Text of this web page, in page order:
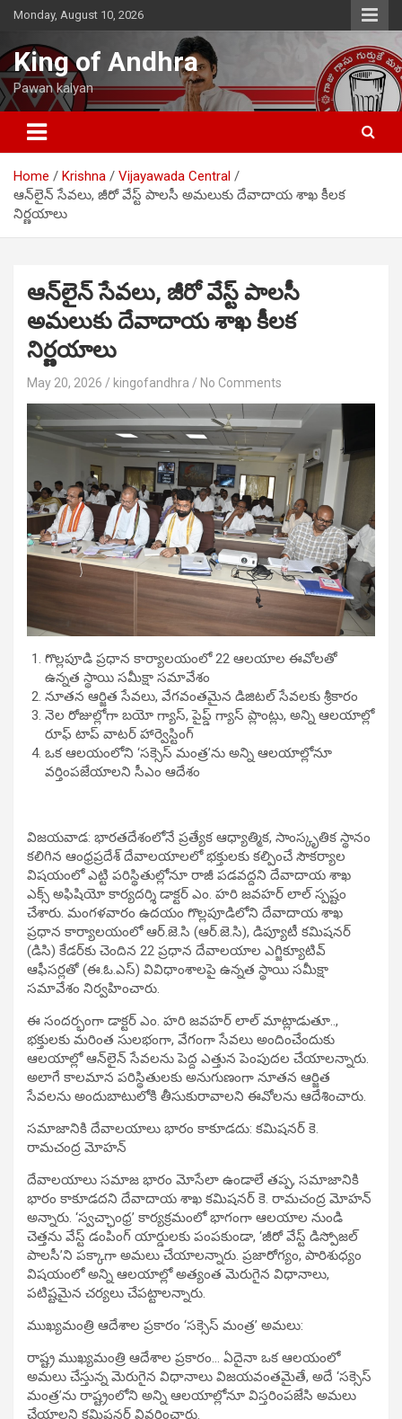
Skip
content
Monday, August 10, 2026
King of Andhra
Pawan kalyan
Home Krishna
Vijayawada Central
ఆన్‌లైన్ సేవలు, జీరో వేస్ట్ పాలసీ అమలుకు దేవాదాయ శాఖ కీలక
నిర్ణయాలు
ఆన్‌లైన్ సేవలు, జీరో వేస్ట్ పాలసీ
అమలుకు దేవాదాయ శాఖ కీలక
నిర్ణయాలు
May 20, 2026 kingofandhra No Comments
గొల్లపూడి ప్రధాన కార్యాలయంలో 22 ఆలయాల ఈవోలతో
ఉన్నత స్థాయి సమీక్షా సమావేశం
​నూతన ఆర్జిత సేవలు, వేగవంతమైన డిజిటల్ సేవలకు శ్రీకారం
​నెల రోజుల్లోగా బయో గ్యాస్, పైప్డ్ గ్యాస్ ప్లాంట్లు, అన్ని ఆలయాల్లో
రూఫ్ టాప్ వాటర్ హార్వెస్టింగ్
​ఒక ఆలయంలోని ‘సక్సెస్ మంత్ర’ను అన్ని ఆలయాల్లోనూ
వర్తింపజేయాలని సీఎం ఆదేశం
విజయవాడ: భారతదేశంలోనే ప్రత్యేక ఆధ్యాత్మిక, సాంస్కృతిక స్థానం
కలిగిన ఆంధ్రప్రదేశ్ దేవాలయాలలో భక్తులకు కల్పించే సౌకర్యాల
విషయంలో ఎట్టి పరిస్థితుల్లోనూ రాజీ పడవద్దని దేవాదాయ శాఖ
ఎక్స్ అఫిషియో కార్యదర్శి డాక్టర్ ఎం. హరి జవహర్ లాల్ స్పష్టం
చేశారు. మంగళవారం ఉదయం గొల్లపూడిలోని దేవాదాయ శాఖ
ప్రధాన కార్యాలయంలో ఆర్.జె.సి (ఆర్.జె.సి), డిప్యూటీ కమిషనర్
(డిసి) కేడర్‌కు చెందిన 22 ప్రధాన దేవాలయాల ఎగ్జిక్యూటివ్
ఆఫీసర్లతో (ఈ.ఓ.ఎస్) వివిధాంశాలపై ఉన్నత స్థాయి సమీక్షా
సమావేశం నిర్వహించారు.
​ఈ సందర్భంగా డాక్టర్ ఎం. హరి జవహర్ లాల్ మాట్లాడుతూ..,
భక్తులకు మరింత సులభంగా, వేగంగా సేవలు అందించేందుకు
ఆలయాల్లో ఆన్‌లైన్ సేవలను పెద్ద ఎత్తున పెంపుదల చేయాలన్నారు.
అలాగే కాలమాన పరిస్థితులకు అనుగుణంగా నూతన ఆర్జిత
సేవలను అందుబాటులోకి తీసుకురావాలని ఈవోలను ఆదేశించారు.
​సమాజానికి దేవాలయాలు భారం కాకూడదు: కమిషనర్ కె.
రామచంద్ర మోహన్
దేవాలయాలు సమాజ భారం మోసేలా ఉండాలే తప్ప, సమాజానికి
భారం కాకూడదని దేవాదాయ శాఖ కమిషనర్ కె. రామచంద్ర మోహన్
అన్నారు. ‘స్వచ్ఛాంధ్ర’ కార్యక్రమంలో భాగంగా ఆలయాల నుండి
చెత్తను వేస్ట్ డంపింగ్ యార్డులకు పంపకుండా, ‘జీరో వేస్ట్ డిస్పోజల్
పాలసీ’ని పక్కాగా అమలు చేయాలన్నారు. ప్రజారోగ్యం, పారిశుధ్యం
విషయంలో అన్ని ఆలయాల్లో అత్యంత మెరుగైన విధానాలు,
పటిష్టమైన చర్యలు చేపట్టాలన్నారు.
​ముఖ్యమంత్రి ఆదేశాల ప్రకారం ‘సక్సెస్ మంత్ర’ అమలు:
రాష్ట్ర ముఖ్యమంత్రి ఆదేశాల ప్రకారం… ఏదైనా ఒక ఆలయంలో
అమలు చేస్తున్న మెరుగైన విధానాలు విజయవంతమైతే, అదే ‘సక్సెస్
మంత్ర’ను రాష్ట్రంలోని అన్ని ఆలయాల్లోనూ విస్తరింపజేసి అమలు
చేయాలని కమిషనర్ వివరించారు.